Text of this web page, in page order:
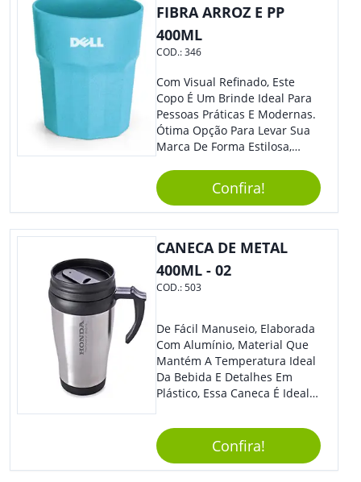
FIBRA ARROZ E PP
400ML
COD.:346
Com Visual Refinado, Este
Copo É Um Brinde Ideal Para
Pessoas Práticas E Modernas.
Ótima Opção Para Levar Sua
Marca De Forma Estilosa,
Empresa Em Eventos,
Reuniões Corporativas Ou Até
Mesmo Para Presentear
Colaboradores.
Confira!
CANECA DE METAL
400ML - 02
COD.:503
De Fácil Manuseio, Elaborada
Com Alumínio, Material Que
Mantém A Temperatura Ideal
Da Bebida E Detalhes Em
Plástico, Essa Caneca É Ideal
Estilo E Surpreender À Todos.
Versátil, O Brinde Se Adequa
À Feiras, Eventos E Até Mesmo
Datas Especiais.
Confira!